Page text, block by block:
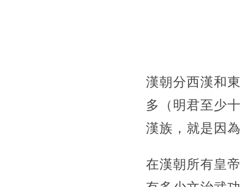
漢朝分西漢和
多（明君至少
漢族， 就是因為
在漢朝所有皇